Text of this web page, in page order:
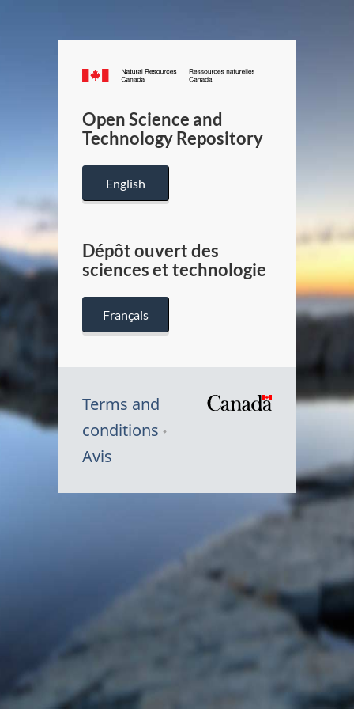
Canada.ca
/
Canada
Open Science and
Technology Repository
English
Dépôt ouvert des
sciences et technologie
Français
Terms and
conditions
Avis
du